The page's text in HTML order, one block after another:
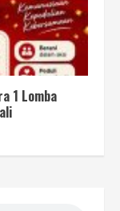
1 Lomba